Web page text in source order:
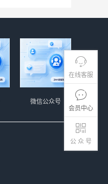
在线客服
会员中心
公 众 号
微信公众号